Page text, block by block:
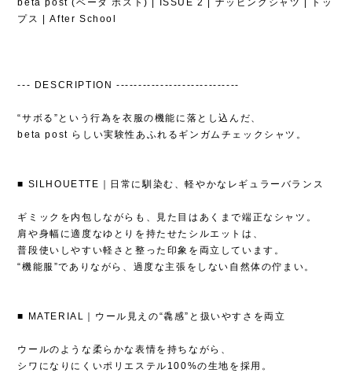
beta post (ベータ ポスト) | ISSUE 2 | ナッピングシャツ | トッ
プス | After School
--- DESCRIPTION ----------------------------
“サボる”という行為を衣服の機能に落とし込んだ、
beta post らしい実験性あふれるギンガムチェックシャツ。
■ SILHOUETTE｜日常に馴染む、軽やかなレギュラーバランス
ギミックを内包しながらも、見た目はあくまで端正なシャツ。
肩や身幅に適度なゆとりを持たせたシルエットは、
普段使いしやすい軽さと整った印象を両立しています。
“機能服”でありながら、過度な主張をしない自然体の佇まい。
■ MATERIAL｜ウール見えの“毳感”と扱いやすさを両立
ウールのような柔らかな表情を持ちながら、
シワになりにくいポリエステル100%の生地を採用。